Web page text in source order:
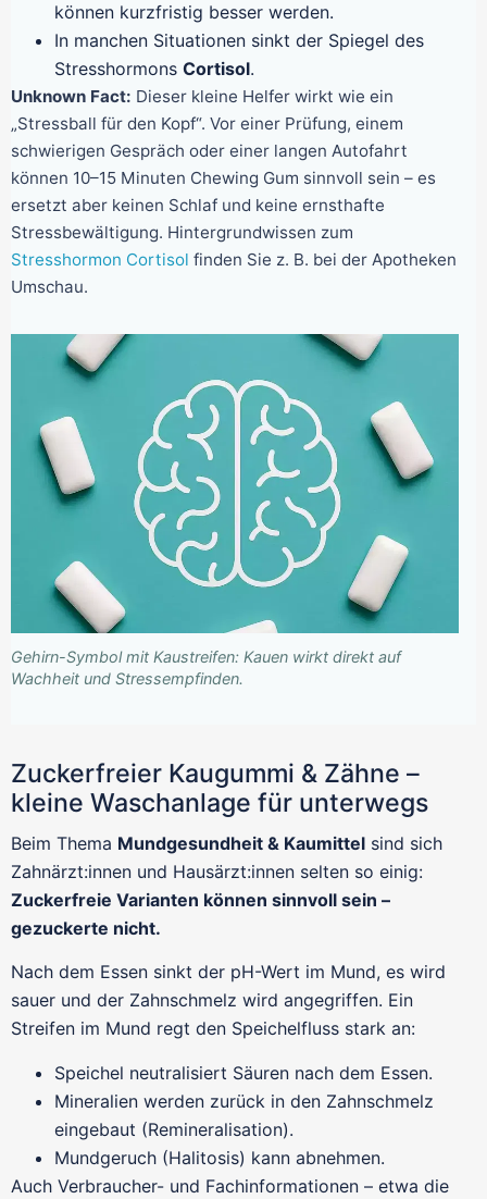
können kurzfristig besser werden.
In manchen Situationen sinkt der Spiegel des
Stresshormons Cortisol.
Unknown Fact: Dieser kleine Helfer wirkt wie ein
„Stressball für den Kopf“. Vor einer Prüfung, einem
schwierigen Gespräch oder einer langen Autofahrt
können 10–15 Minuten Chewing Gum sinnvoll sein – es
ersetzt aber keinen Schlaf und keine ernsthafte
Stressbewältigung. Hintergrundwissen zum
Stresshormon Cortisol
Umschau.
Gehirn-Symbol mit Kaustreifen: Kauen wirkt direkt auf
Wachheit und Stressempfinden.
Zuckerfreier Kaugummi & Zähne –
kleine Waschanlage für unterwegs
Beim Thema Mundgesundheit & Kaumittel sind sich
Zahnärzt:innen und Hausärzt:innen selten so einig:
Zuckerfreie Varianten können sinnvoll sein –
gezuckerte nicht.
Nach dem Essen sinkt der pH-Wert im Mund, es wird
sauer und der Zahnschmelz wird angegriffen. Ein
Streifen im Mund regt den Speichelfluss stark an:
Speichel neutralisiert Säuren nach dem Essen.
Mineralien werden zurück in den Zahnschmelz
eingebaut (Remineralisation).
Mundgeruch (Halitosis) kann abnehmen.
Auch Verbraucher- und Fachinformationen – etwa die